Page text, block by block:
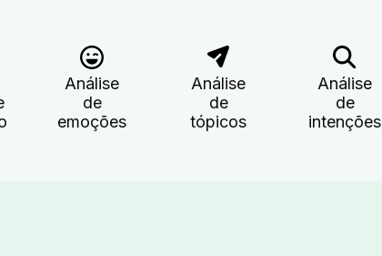
Análise
de
emoções
Análise
de
tópicos
Análise
de
intenções